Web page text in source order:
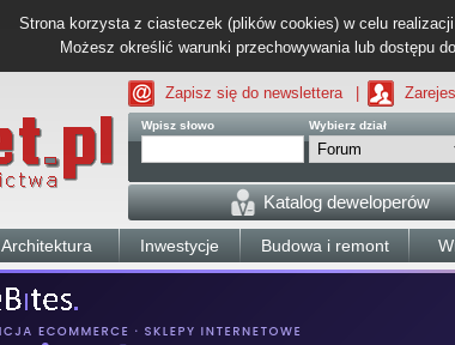
Strona korzysta z ciasteczek (plików cookies) w celu realizacji
Możesz określić warunki przechowywania lub dostępu
Zapisz się do newslettera
Wpisz słowo Wybierz dział
Katalog deweloperów
Architektura Inwestycje Budowa i remont